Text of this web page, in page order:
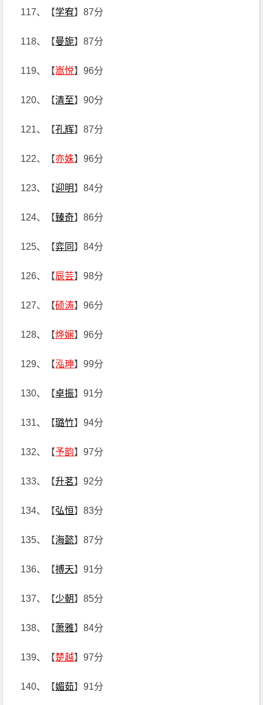
117、【学宥】87分
118、【曼旎】87分
119、【嵩悦】96分
120、【清至】90分
121、【孔辉】87分
122、【亦姝】96分
123、【迎明】84分
124、【臻奇】86分
125、【弈同 】84分
126、【辰芸】98分
127、【硕涛】96分
128、【烨娴】96分
129、【泓珅】99分
130、【卓振】91分
131、【璐竹】94分
132、【予韵】97分
133、【升茗】92分
134、【弘恒】83分
135、【海懿】87分
136、【搏天】91分
137、【少朝】85分
138、【萧雅】84分
139、【楚越】97分
140、【媚茹】91分